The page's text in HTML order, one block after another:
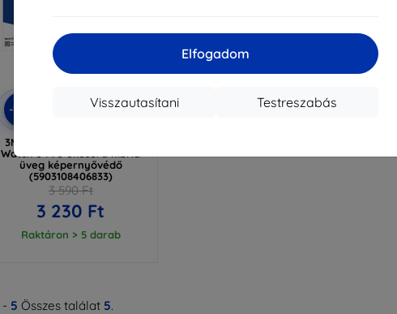
Elfogadom
Testreszabás
Visszautasítani
-10%
Kedvezmény
EXTRA10
3MK FlexibleGlass Huawei
Watch 3 Pro okosóra hibrid
üveg képernyővédő
(5903108406833)
3 590 Ft
3 230 Ft
Raktáron > 5 darab
- 5 Összes találat 5.